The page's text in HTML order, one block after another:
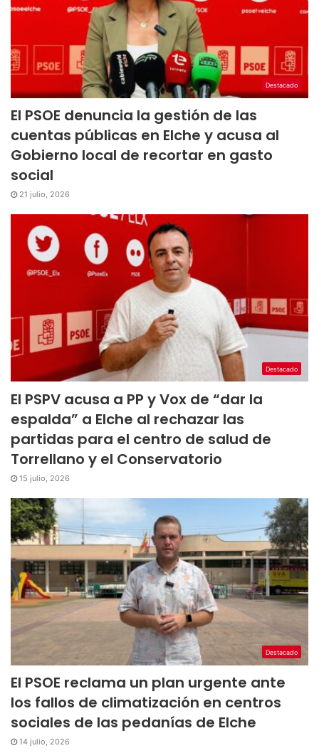
Destacado
El PSOE denuncia la gestión de las
cuentas públicas en Elche y acusa al
Gobierno local de recortar en gasto
social
21 julio, 2026
Destacado
El PSPV acusa a PP y Vox de “dar la
espalda” a Elche al rechazar las
partidas para el centro de salud de
Torrellano y el Conservatorio
15 julio, 2026
Destacado
El PSOE reclama un plan urgente ante
los fallos de climatización en centros
sociales de las pedanías de Elche
14 julio, 2026